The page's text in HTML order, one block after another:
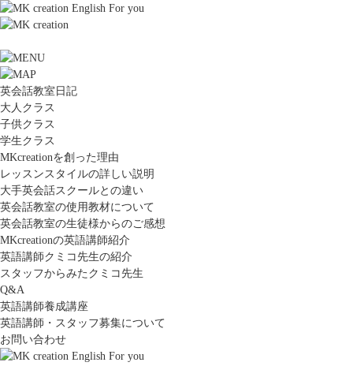
英会話教室日記
大人クラス
子供クラス
学生クラス
MKcreationを創った理由
レッスンスタイルの詳しい説明
大手英会話スクールとの違い
英会話教室の使用教材について
英会話教室の生徒様からのご感想
MKcreationの英語講師紹介
英語講師クミコ先生の紹介
スタッフからみたクミコ先生
Q&A
英語講師養成講座
英語講師・スタッフ募集について
お問い合わせ